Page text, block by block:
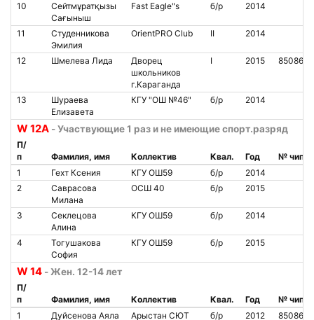
10
Сейтмұратқызы
Сағыныш
Fast Eagle"s б/р 2014
11
Студенникова
Эмилия
OrientPRO Club II 2014
12 Шмелева Лида
Дворец
школьников
г.Караганда
I 2015 8508620
13
Шураева
Елизавета
КГУ "ОШ №46" б/р 2014
W 12A - Участвующие 1 раз и не имеющие спорт.разряд
П/
п
Фамилия, имя Коллектив Квал. Год
№ чипа
1
Гехт Ксения КГУ ОШ59 б/р
2014
2
Саврасова
Милана
ОСШ 40 б/р 2015
3
Секлецова
Алина
КГУ ОШ59 б/р 2014
4
Тогушакова
София
КГУ ОШ59 б/р 2015
W 14 - Жен. 12-14 лет
П/
п
Фамилия, имя Коллектив Квал. Год
№ чипа
1
Дуйсенова Аяла Арыстан СЮТ б/р 2012 8508601